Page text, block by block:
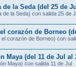
la Seda (del 25 de
de la Seda) con salida 25 de
corazón de Borneo
corazón de Borneo) con
Maya (del 11 de Jul al
Maya) con salida 11 de Jul